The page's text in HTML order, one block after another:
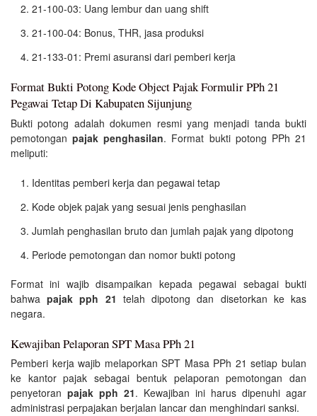
21-100-03: Uang lembur dan uang shift
21-100-04: Bonus, THR, jasa produksi
21-133-01: Premi asuransi dari pemberi kerja
Format Bukti Potong Kode Object Pajak Formulir PPh 21
Pegawai Tetap Di Kabupaten Sijunjung
Bukti potong adalah dokumen resmi yang menjadi tanda bukti
pemotonganpajak penghasilan. Format bukti potong PPh 21
meliputi:
Identitas pemberi kerja dan pegawai tetap
Kode objek pajak yang sesuai jenis penghasilan
Jumlah penghasilan bruto dan jumlah pajak yang dipotong
Periode pemotongan dan nomor bukti potong
Format ini wajib disampaikan kepada pegawai sebagai bukti
bahwapajak pph 21 telah dipotong dan disetorkan ke kas
negara.
Kewajiban Pelaporan SPT Masa PPh 21
Pemberi kerja wajib melaporkan SPT Masa PPh 21 setiap bulan
ke kantor pajak sebagai bentuk pelaporan pemotongan dan
penyetoran pajak pph 21. Kewajiban ini harus dipenuhi agar
administrasi perpajakan berjalan lancar dan menghindari sanksi.